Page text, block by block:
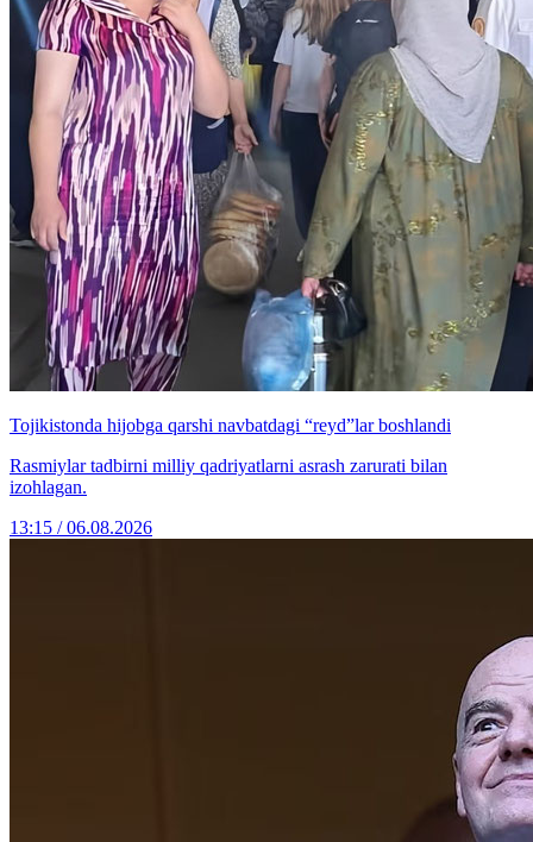
Tojikistonda hijobga qarshi navbatdagi “reyd”lar boshlandi
Rasmiylar tadbirni milliy qadriyatlarni asrash zarurati bilan
izohlagan.
13:15 / 06.08.2026